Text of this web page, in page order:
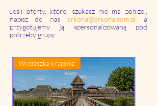
Jeśli oferty, której szukasz nie ma poniżej,
napisz do nas arkona@arkona.com.pl , a
przygotujemy ją spersonalizowaną pod
potrzeby grupy.
Wycieczka krajowa